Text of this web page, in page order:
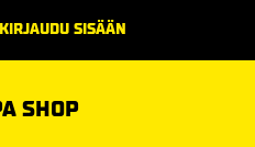
KIRJAUDU SISÄÄN
SHOP